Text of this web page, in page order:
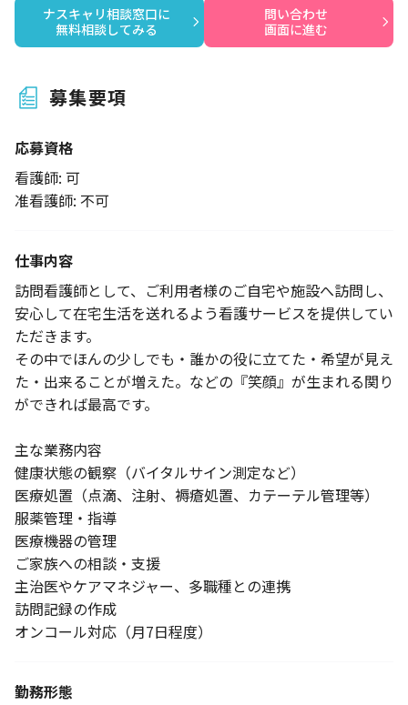
ナスキャリ相談窓口に
無料相談してみる
問い合わせ
画面に進む
募集要項
応募資格
看護師: 可
准看護師: 不可
仕事内容
訪問看護師として、ご利用者様のご自宅や施設へ訪問し、
安心して在宅生活を送れるよう看護サービスを提供してい
ただきます。
その中でほんの少しでも・誰かの役に立てた・希望が見え
た・出来ることが増えた。などの『笑顔』が生まれる関り
ができれば最高です。
主な業務内容
健康状態の観察（バイタルサイン測定など）
医療処置（点滴、注射、褥瘡処置、カテーテル管理等）
服薬管理・指導
医療機器の管理
ご家族への相談・支援
主治医やケアマネジャー、多職種との連携
訪問記録の作成
オンコール対応（月7日程度）
勤務形態